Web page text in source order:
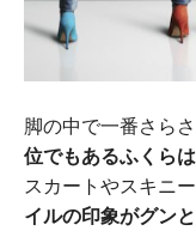
脚の中で一番さら
位でもあるふくら
スカートやスキニ
イルの印象がグン